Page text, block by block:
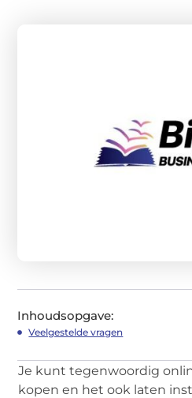
Inhoudsopgave:
Veelgestelde vragen
Je kunt tegenwoordig
kopen en het ook laten